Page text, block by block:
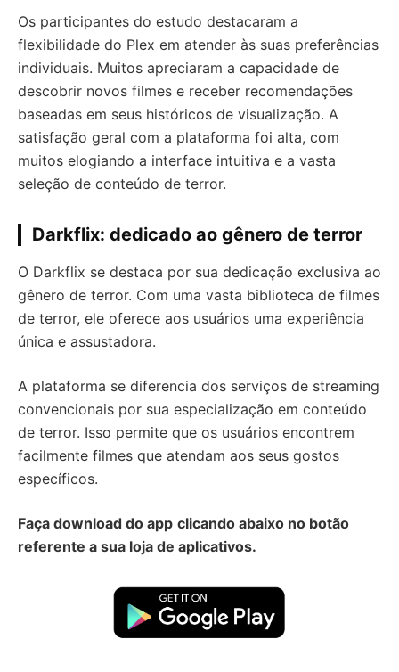
Os participantes do estudo destacaram a
flexibilidade do Plex em atender às suas preferências
individuais. Muitos apreciaram a capacidade de
descobrir novos filmes e receber recomendações
baseadas em seus históricos de visualização. A
satisfação geral com a plataforma foi alta, com
muitos elogiando a interface intuitiva e a vasta
seleção de conteúdo de terror.
Darkflix: dedicado ao gênero de terror
O Darkflix se destaca por sua dedicação exclusiva ao
gênero de terror. Com uma vasta biblioteca de filmes
de terror, ele oferece aos usuários uma experiência
única e assustadora.
A plataforma se diferencia dos serviços de streaming
convencionais por sua especialização em conteúdo
de terror. Isso permite que os usuários encontrem
facilmente filmes que atendam aos seus gostos
específicos.
Faça download do app clicando abaixo no botão
referente a sua loja de aplicativos.